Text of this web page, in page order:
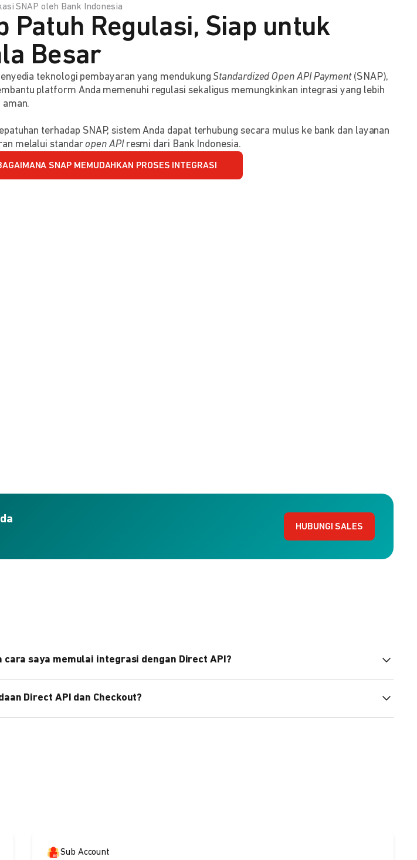
SNAP oleh Bank Indonesia
Patuh Regulasi, Siap untuk
Besar
teknologi pembayaran yang mendukungStandardized Open API Payment(SNAP),
platform Anda memenuhi regulasi sekaligus memungkinkan integrasi yang lebih
aman.
terhadap SNAP, sistem Anda dapat terhubung secara mulus ke bank dan layanan
melalui standaropen APIresmi dari Bank Indonesia.
SNAP MEMUDAHKAN PROSES INTEGRASI
HUBUNGI SALES
cara saya memulai integrasi dengan Direct API?
di sini.
Direct API dan Checkout?
Sub Account